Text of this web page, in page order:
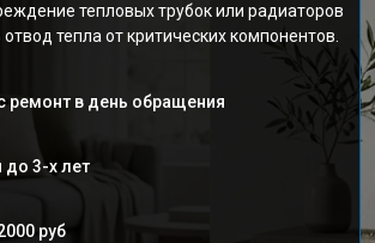
тепловых трубок или радиаторов
тепла от критических компонентов.
ремонт в день обращения
до 3-х лет
руб